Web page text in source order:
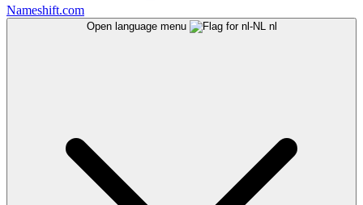
Nameshift.com
Open language menu nl